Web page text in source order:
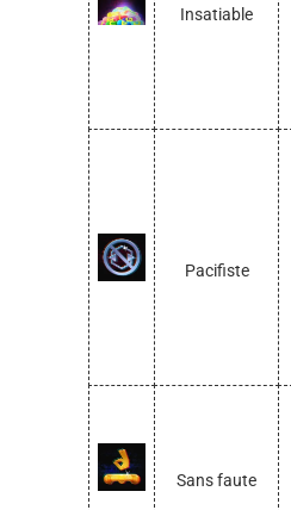
Insatiable
Pacifiste
Sans faute